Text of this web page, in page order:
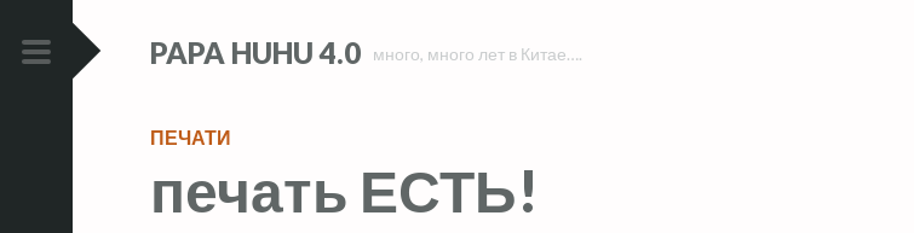
PRIMARY
PAPA HUHU 4.0 много, много лет в Китае….
ПЕЧАТИ
печать ЕСТЬ!